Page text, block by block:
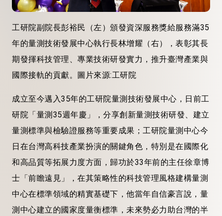
工研院副院長彭裕民（左）頒發資深服務獎給服務滿35
年的量測技術發展中心執行長林增耀（右），表彰其長
期發揮科技管理、專業技術研發實力，推升臺灣產業與
國際接軌的貢獻。圖片來源:工研院
成立至今邁入35年的工研院量測技術發展中心，日前工
研院「量測35週年慶」，分享創新量測技術研發、建立
量測標準與檢驗證服務等重要成果；工研院量測中心今
日在台灣高科技產業扮演的關鍵角色，特別是在國際化
和高品質等拓展力度方面，歸功於33年前的主任徐章博
士「前瞻遠見」，在其策略性的科技管理風格建構量測
中心在標準領域的精實基礎下，他當年自信豪言說，量
測中心建立的國家度量衡標準，未來勢必力助台灣的半